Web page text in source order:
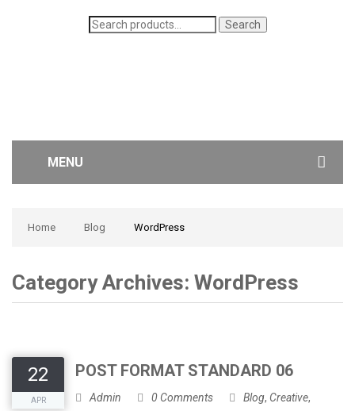
Search
for:
Search
MENU
CONTACT US
Home Blog WordPress
Category Archives: WordPress
22
APR
POST FORMAT STANDARD 06
Admin 0 Comments Blog, Creative,